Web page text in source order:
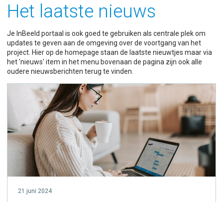
Het laatste nieuws
Je InBeeld portaal is ook goed te gebruiken als centrale plek om
updates te geven aan de omgeving over de voortgang van het
project. Hier op de homepage staan de laatste nieuwtjes maar via
het 'nieuws' item in het menu bovenaan de pagina zijn ook alle
oudere nieuwsberichten terug te vinden.
21 juni 2024